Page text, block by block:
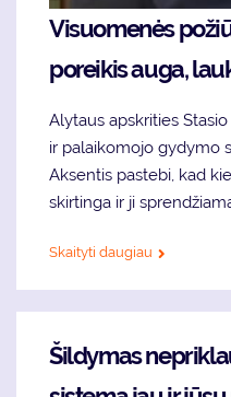
Visuomenės
poreikis auga,
Alytaus apskrities
ir palaikomojo gydymo
Aksentis pastebi, kad
skirtinga ir ji
Skaityti daugiau
Šildymas